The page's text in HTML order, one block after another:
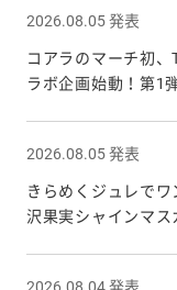
2026.08.05 発表
コアラのマーチ初
ラボ企画始動！第1
2026.08.05 発表
きらめくジュレで
沢果実シャインマ